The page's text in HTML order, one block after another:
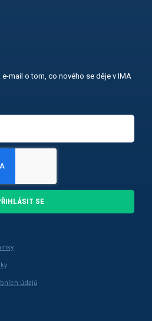
mail o tom, co nového se děje v IMA
SE
údajů